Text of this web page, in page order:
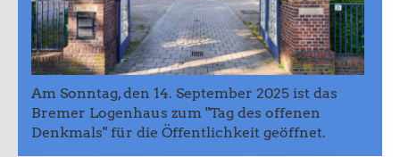
Am Sonntag, den 14. September 2025 ist das
Bremer Logenhaus zum "Tag des offenen
Denkmals" für die Öffentlichkeit geöffnet.